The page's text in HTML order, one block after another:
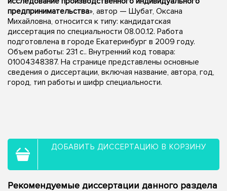
предпринимательства», автор — Шубат, Оксана
Михайловна, относится к типу: кандидатская
диссертация по специальности 08.00.12. Работа
подготовлена в городе Екатеринбург в 2009 году.
Объем работы: 231 с.. Внутренний код товара:
01004348387. На странице представлены основные
сведения о диссертации, включая название, автора, год,
город, тип работы и шифр специальности.
ДОБАВИТЬ ДИССЕРТАЦИЮ В КОРЗИНУ
Рекомендуемые диссертации данного раздела